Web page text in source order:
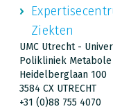
Ziekten
UMC Utrecht -
Polikliniek
Heidelberglaan 100
3584 CX UTRECHT
+31 (0)88 755 4070